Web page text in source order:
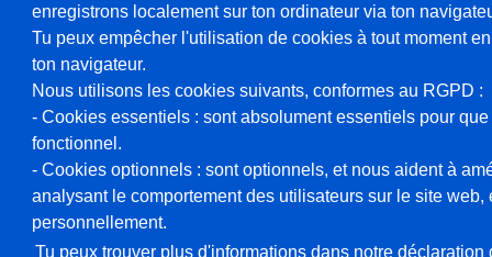
enregistrons localement sur ton ordinateur via ton
Tu peux empêcher l'utilisation de cookies à tout moment
ton navigateur.
Nous utilisons les cookies suivants, conformes au RGPD :
- Cookies essentiels : sont absolument essentiels pour
fonctionnel.
- Cookies optionnels : sont optionnels, et nous aident à
analysant le comportement des utilisateurs sur le site web,
personnellement.
Tu peux trouver plus d'informations dans notre déclaration